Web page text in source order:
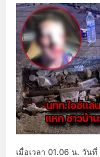
เมื่อเวลา 01.06 น. วัน